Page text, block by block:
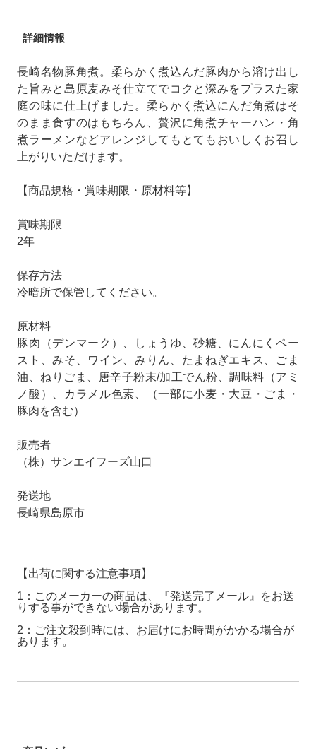
詳細情報
長崎名物豚角煮。柔らかく煮込んだ豚肉から溶け出し
た旨みと島原麦みそ仕立てでコクと深みをプラスた家
庭の味に仕上げました。柔らかく煮込にんだ角煮はそ
のまま食すのはもちろん、贅沢に角煮チャーハン・角
煮ラーメンなどアレンジしてもとてもおいしくお召し
上がりいただけます。
【商品規格・賞味期限・原材料等】
賞味期限
2年
保存方法
冷暗所で保管してください。
原材料
豚肉（デンマーク）、しょうゆ、砂糖、にんにくペー
スト、みそ、ワイン、みりん、たまねぎエキス、ごま
油、ねりごま、唐辛子粉末/加工でん粉、調味料（アミ
ノ酸）、カラメル色素、（一部に小麦・大豆・ごま・
豚肉を含む）
販売者
（株）サンエイフーズ山口
発送地
長崎県島原市
【出荷に関する注意事項】
1：このメーカーの商品は、『発送完了メール』をお送
りする事ができない場合があります。
2：ご注文殺到時には、お届けにお時間がかかる場合が
あります。